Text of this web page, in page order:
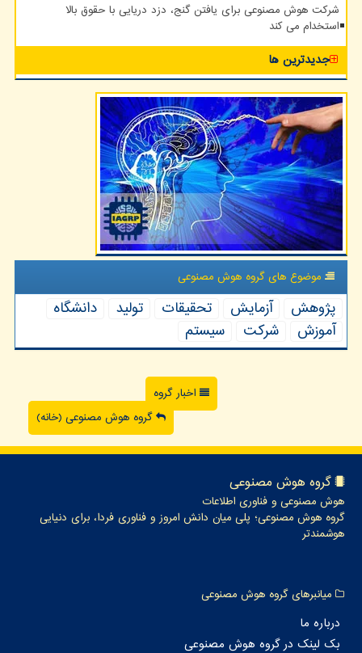
شرکت هوش مصنوعی برای یافتن گنج، دزد دریایی با حقوق بالا
استخدام می کند
جدیدترین ها
موضوع های گروه هوش مصنوعی
پژوهش آزمایش تحقیقات تولید
دانشگاه
آموزش
شركت سیستم
اخبار گروه
گروه هوش مصنوعی (خانه)
گروه هوش مصنوعی
هوش مصنوعی و فناوری اطلاعات
گروه هوش مصنوعی؛ پلی میان دانش امروز و فناوری فردا، برای دنیایی
هوشمندتر
میانبرهای گروه هوش مصنوعی
درباره ما
بک لینک در گروه هوش مصنوعی